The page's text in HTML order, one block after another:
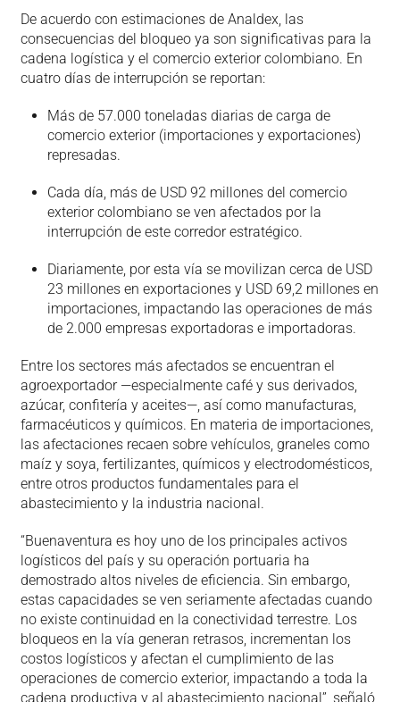
De acuerdo con estimaciones de Analdex, las
consecuencias del bloqueo ya son significativas para la
cadena logística y el comercio exterior colombiano. En
cuatro días de interrupción se reportan:
Más de 57.000 toneladas diarias de carga de
comercio exterior (importaciones y exportaciones)
represadas.
Cada día, más de USD 92 millones del comercio
exterior colombiano se ven afectados por la
interrupción de este corredor estratégico.
Diariamente, por esta vía se movilizan cerca de USD
23 millones en exportaciones y USD 69,2 millones en
importaciones, impactando las operaciones de más
de 2.000 empresas exportadoras e importadoras.
Entre los sectores más afectados se encuentran el
agroexportador —especialmente café y sus derivados,
azúcar, confitería y aceites—, así como manufacturas,
farmacéuticos y químicos. En materia de importaciones,
las afectaciones recaen sobre vehículos, graneles como
maíz y soya, fertilizantes, químicos y electrodomésticos,
entre otros productos fundamentales para el
abastecimiento y la industria nacional.
“Buenaventura es hoy uno de los principales activos
logísticos del país y su operación portuaria ha
demostrado altos niveles de eficiencia. Sin embargo,
estas capacidades se ven seriamente afectadas cuando
no existe continuidad en la conectividad terrestre. Los
bloqueos en la vía generan retrasos, incrementan los
costos logísticos y afectan el cumplimiento de las
operaciones de comercio exterior, impactando a toda la
cadena productiva y al abastecimiento nacional”, señaló